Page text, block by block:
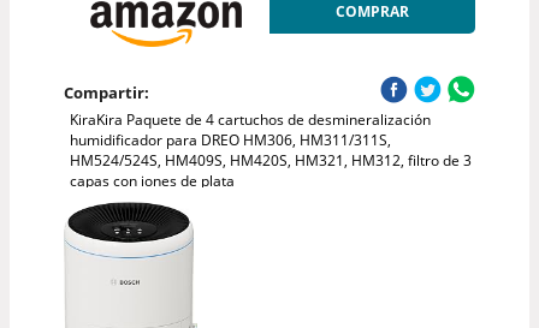
COMPRAR
Compartir:
KiraKira Paquete de 4 cartuchos de desmineralización
humidificador para DREO HM306, HM311/311S,
HM524/524S, HM409S, HM420S, HM321, HM312, filtro de 3
capas con iones de plata